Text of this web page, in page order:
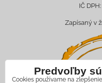
IČ
Zapísaný v
Predvoľby
Cookies používame na